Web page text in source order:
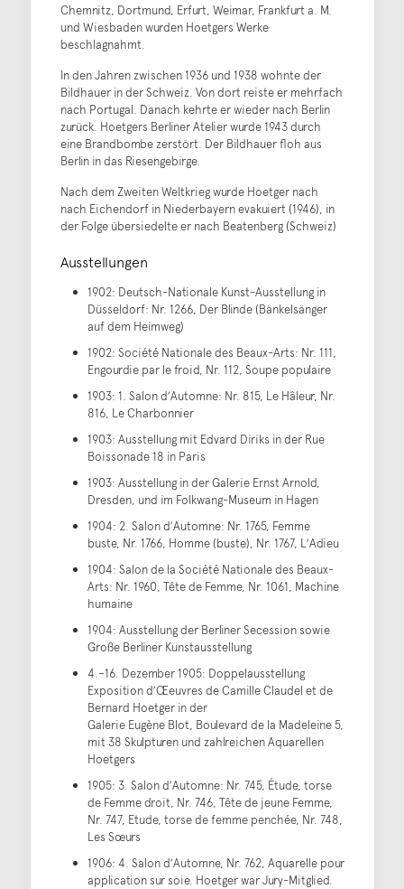
Chemnitz, Dortmund, Erfurt, Weimar, Frankfurt a. M.
und Wiesbaden wurden Hoetgers Werke
beschlagnahmt.
In den Jahren zwischen 1936 und 1938 wohnte der
Bildhauer in der Schweiz. Von dort reiste er mehrfach
nach Portugal. Danach kehrte er wieder nach Berlin
zurück. Hoetgers Berliner Atelier wurde 1943 durch
eine Brandbombe zerstört. Der Bildhauer floh aus
Berlin in das Riesengebirge.
Nach dem Zweiten Weltkrieg wurde Hoetger nach
nach Eichendorf in Niederbayern evakuiert (1946), in
der Folge übersiedelte er nach Beatenberg (Schweiz)
Ausstellungen
1902: Deutsch-Nationale Kunst-Ausstellung in
Düsseldorf: Nr. 1266, Der Blinde (Bänkelsänger
auf dem Heimweg)
1902: Société Nationale des Beaux-Arts: Nr. 111,
Engourdie par le froid, Nr. 112, Soupe populaire
1903: 1. Salon dʼAutomne: Nr. 815, Le Hâleur, Nr.
816, Le Charbonnier
1903: Ausstellung mit Edvard Diriks in der Rue
Boissonade 18 in Paris
1903: Ausstellung in der Galerie Ernst Arnold,
Dresden, und im Folkwang-Museum in Hagen
1904: 2. Salon dʼAutomne: Nr. 1765, Femme
buste, Nr. 1766, Homme (buste), Nr. 1767, LʼAdieu
1904: Salon de la Société Nationale des Beaux-
Arts: Nr. 1960, Tête de Femme, Nr. 1061, Machine
humaine
1904: Ausstellung der Berliner Secession sowie
Große Berliner Kunstausstellung
4.–16. Dezember 1905: Doppelausstellung
Exposition dʼŒeuvres de Camille Claudel et de
Bernard Hoetger in der
Galerie Eugène Blot, Boulevard de la Madeleine 5,
mit 38 Skulpturen und zahlreichen Aquarellen
Hoetgers
1905: 3. Salon dʼAutomne: Nr. 745, Étude, torse
de Femme droit, Nr. 746, Tête de jeune Femme,
Nr. 747, Etude, torse de femme penchée, Nr. 748,
Les Sœurs
1906: 4. Salon dʼAutomne, Nr. 762, Aquarelle pour
application sur soie. Hoetger war Jury-Mitglied.